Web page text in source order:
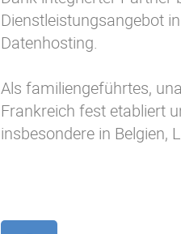
Dienstleistungsangebot
Datenhosting.
Als familiengeführtes,
Frankreich fest etabliert
insbesondere in Belgien,